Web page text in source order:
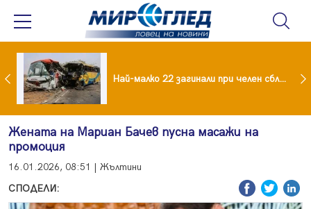
споразумение със САЩ , но без компромиси Най-малко 22 загинали при челен сблъсък между два автобуса
Жената на Мариан Бачев пусна масажи на
промоция
16.01.2026, 08:51 | Жълтини
СПОДЕЛИ: